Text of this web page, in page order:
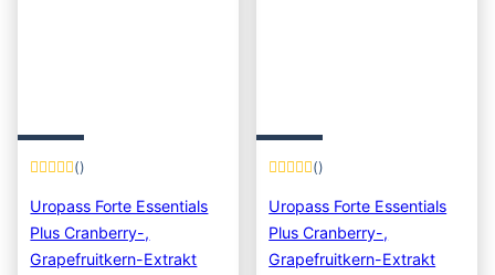
()
Uropass Forte Essentials
Plus Cranberry-,
Grapefruitkern-Extrakt
()
Uropass Forte Essentials
Plus Cranberry-,
Grapefruitkern-Extrakt